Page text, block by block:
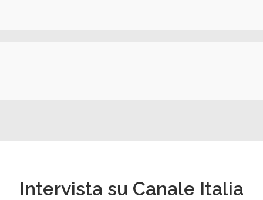
Intervista su Canale Italia